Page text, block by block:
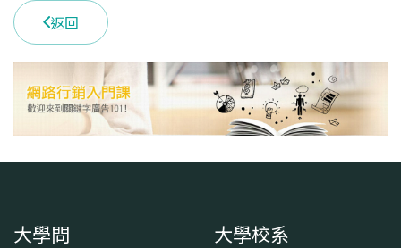
113學年度上學期
113學年度下學期
1
學系電話
返回
大學問 大學校系